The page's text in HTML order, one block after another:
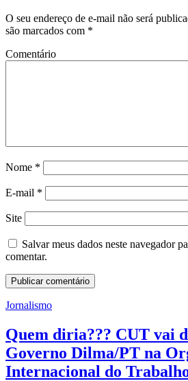
O seu endereço de e-mail não será
são marcados com *
Comentário
Nome *
E-mail *
Site
Salvar meus dados neste navegador
comentar.
Jornalismo
Quem diria??? CUT vai
Governo Dilma/PT na
Internacional do